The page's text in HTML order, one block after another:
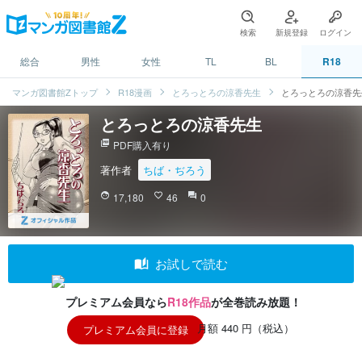
検索 新規登録 ログイン
総合 男性 女性 TL BL R18
マンガ図書館Zトップ R18漫画 とろっとろの涼香先生 とろっとろの涼香
とろっとろの涼香先生
picture_as_pdf PDF購入有り
著作者 ちば・ぢろう
face 17,180 favorite_border 46 question_answer 0
auto_stories お試しで読む
プレミアム会員ならR18作品が全巻読み放題！
プレミアム会員に登録 月額 440 円（税込）